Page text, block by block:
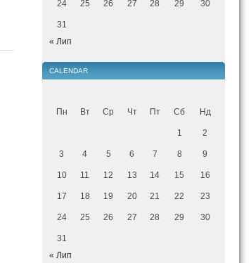
24 25 26 27 28 29 30
31
« Лип
CALENDAR
Пн Вт Ср Чт Пт Сб Нд
1 2
3 4 5 6 7 8 9
10 11 12 13 14 15 16
17 18 19 20 21 22 23
24 25 26 27 28 29 30
31
« Лип